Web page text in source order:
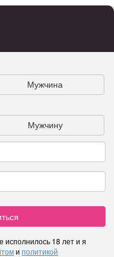
Мужчина
Мужчину
исполнилось 18 лет и я
и политикой